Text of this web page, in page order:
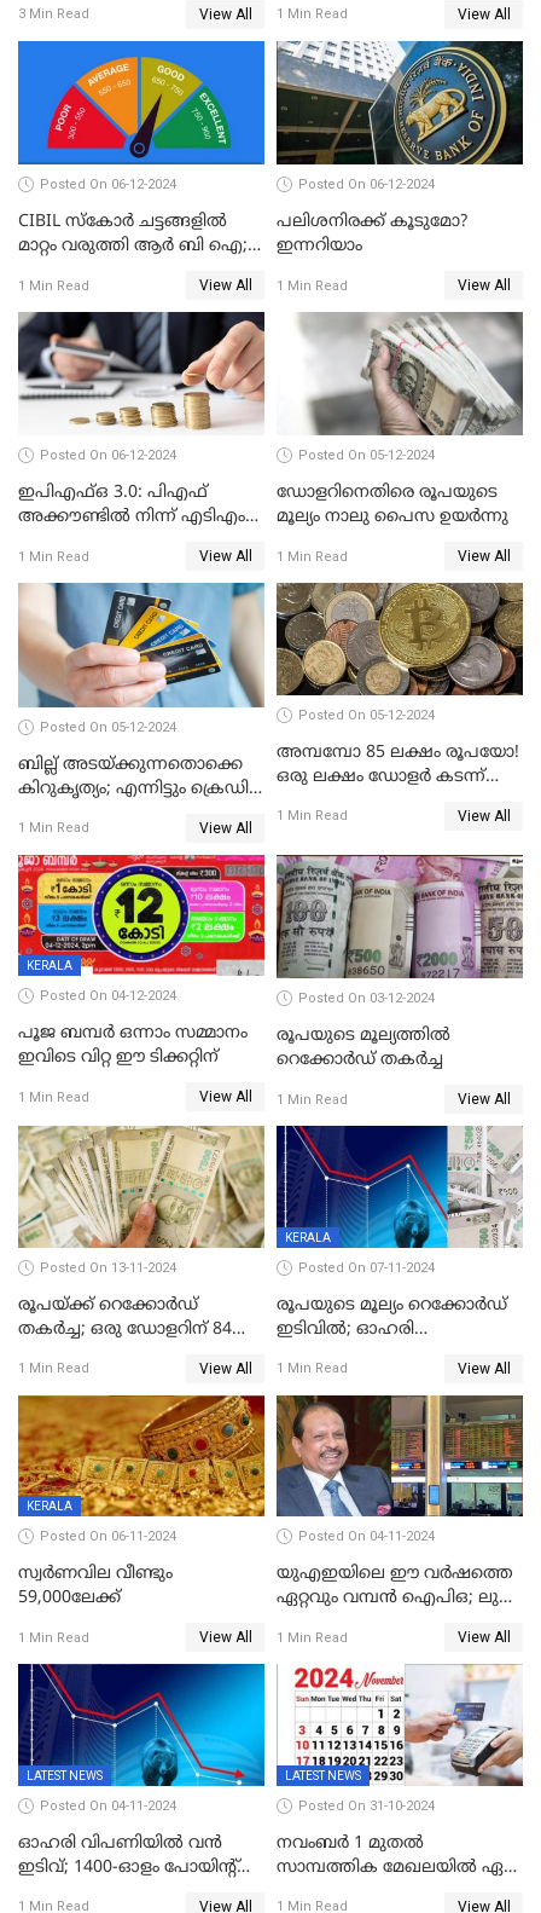
3 Min Read View All
ചെയ്തുകൂടേ?
1 Min Read View All
Posted On 06-12-2024
CIBIL സ്കോർ ചട്ടങ്ങളിൽ
മാറ്റം വരുത്തി ആർ ബി ഐ;
ലോൺ എടുത്തവരും
അറിഞ്ഞിരിക്കേണ്ട
കാര്യങ്ങൾ
1 Min Read View All
Posted On 06-12-2024
പലിശനിരക്ക് കൂടുമോ?
ഇന്നറിയാം
1 Min Read View All
Posted On 06-12-2024
ഇപിഎഫ്ഒ 3.0: പിഎഫ്
അക്കൗണ്ടിൽ നിന്ന് എടിഎം
1 Min Read View All
Posted On 05-12-2024
ഡോളറിനെതിരെ രൂപയുടെ
മൂല്യം നാലു പൈസ ഉയര്‍ന്നു
1 Min Read View All
Posted On 05-12-2024
ബില്ല് അടയ്ക്കുന്നതൊക്കെ
കിറുകൃത്യം; എന്നിട്ടും ക്രെഡിറ്റ്
കൂടുന്നില്ലേ? കാരണം ഇതാണ്
1 Min Read View All
Posted On 05-12-2024
അമ്പമ്പോ 85 ലക്ഷം രൂപയോ!
ഒരു ലക്ഷം ഡോളർ കടന്ന്
1 Min Read View All
KERALA
Posted On 04-12-2024
പൂജ ബമ്പർ ഒന്നാം സമ്മാനം
ഇവിടെ വിറ്റ ഈ ടിക്കറ്റിന്
1 Min Read View All
Posted On 03-12-2024
രൂപയുടെ മൂല്യത്തില്‍
റെക്കോര്‍ഡ് തകര്‍ച്ച
1 Min Read View All
Posted On 13-11-2024
രൂപയ്ക്ക് റെക്കോർഡ്
തകര്‍ച്ച; ഒരു ഡോളറിന് 84
വിനിമയ മൂല്യം
1 Min Read View All
KERALA
Posted On 07-11-2024
രൂപയുടെ മൂല്യം റെക്കോർഡ്
ഇടിവിൽ; ഓഹരി
സെന്‍സെക്‌സ് 80,000ല്‍
താഴെ
1 Min Read View All
KERALA
Posted On 06-11-2024
സ്വര്‍ണവില വീണ്ടും
59,000ലേക്ക്
1 Min Read View All
Posted On 04-11-2024
യുഎഇയിലെ ഈ വർഷത്തെ
ഏറ്റവും വമ്പൻ ഐപിഒ; ലുലു
സമാപനം,വൻ ഡിമാൻഡ്;
വിൽപന 30
ശതമാനത്തിലേക്ക് ഉയർത്തി
1 Min Read View All
LATEST NEWS
Posted On 04-11-2024
ഓഹരി വിപണിയിൽ വൻ
ഇടിവ്; 1400-ഓളം പോയിൻ്റ്
1 Min Read View All
LATEST NEWS
Posted On 31-10-2024
നവംബർ 1 മുതൽ
സാമ്പത്തിക മേഖലയിൽ ഏഴ്
1 Min Read View All